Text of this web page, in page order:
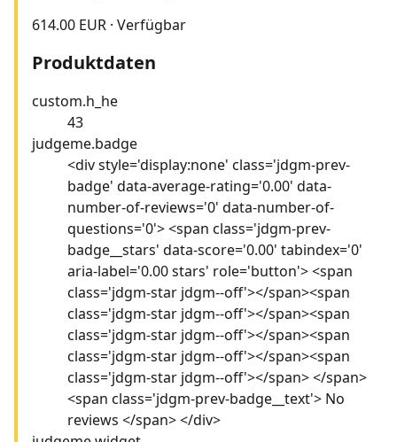
614.00 EUR · Verfügbar
Produktdaten
custom.h_he
43
judgeme.badge
<div style='display:none' class='jdgm-prev-
badge' data-average-rating='0.00' data-
number-of-reviews='0' data-number-of-
questions='0'> <span class='jdgm-prev-
badge__stars' data-score='0.00' tabindex='0'
aria-label='0.00 stars' role='button'> <span
class='jdgm-star jdgm--off'></span><span
class='jdgm-star jdgm--off'></span><span
class='jdgm-star jdgm--off'></span><span
class='jdgm-star jdgm--off'></span><span
class='jdgm-star jdgm--off'></span> </span>
<span class='jdgm-prev-badge__text'> No
reviews </span> </div>